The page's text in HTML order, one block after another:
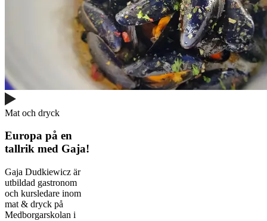
Mat och dryck
Europa på en
tallrik med Gaja!
Gaja Dudkiewicz är
utbildad gastronom
och kursledare inom
mat & dryck på
Medborgarskolan i